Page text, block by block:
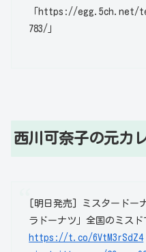
「https://egg.5ch.net/
783/」
西川可奈子の元カ
[明日発売] ミスタードー
ラドーナツ」全国のミス
https://t.co/6VtM3rSdZ4